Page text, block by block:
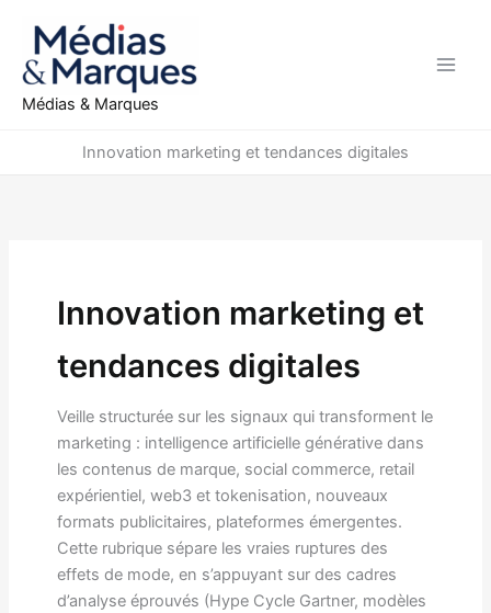
contenu
Médias & Marques
Innovation marketing et tendances digitales
Innovation marketing et
tendances digitales
Veille structurée sur les signaux qui transforment le
marketing : intelligence artificielle générative dans
les contenus de marque, social commerce, retail
expérientiel, web3 et tokenisation, nouveaux
formats publicitaires, plateformes émergentes.
Cette rubrique sépare les vraies ruptures des
effets de mode, en s’appuyant sur des cadres
d’analyse éprouvés (Hype Cycle Gartner, modèles